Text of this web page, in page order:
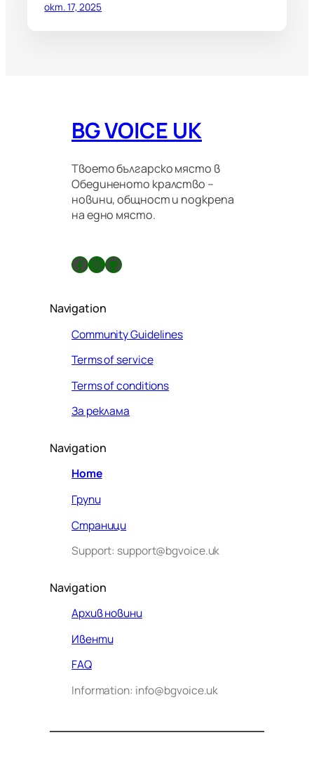
окт. 17, 2025
BG VOICE UK
Твоето българско място в
Обединеното кралство –
новини, общност и подкрепа
на едно място.
Facebook X GitHub
Navigation
Community Guidelines
Terms of service
Terms of conditions
За реклама
Navigation
Home
Групи
Страници
Support: support@bgvoice.uk
Navigation
Архив новини
Ивенти
FAQ
Information: info@bgvoice.uk
VOICE UK. С какво мога да